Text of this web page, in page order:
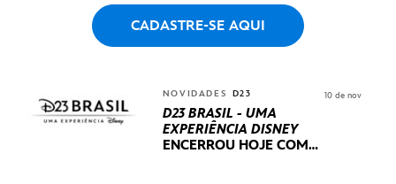
CADASTRE-SE AQUI
NOVIDADES D23
D23 BRASIL - UMA
EXPERIÊNCIA DISNEY
ENCERROU HOJE COM
10 de nov